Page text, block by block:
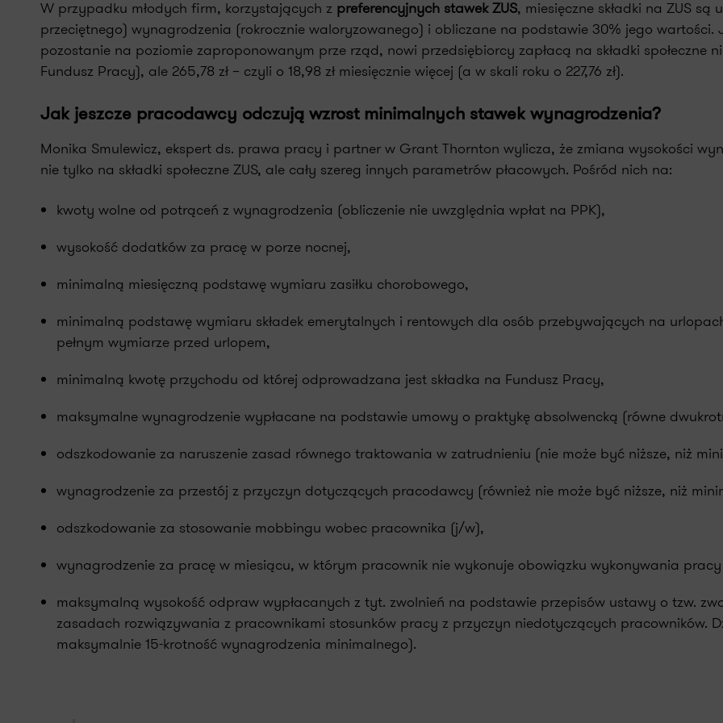
W przypadku młodych firm, korzystających z preferencyjnych stawek ZUS, miesięczne składki na ZUS
przeciętnego) wynagrodzenia (rokrocznie waloryzowanego) i obliczane na podstawie 30% jego wartości.
pozostanie na poziomie zaproponowanym prze rząd, nowi przedsiębiorcy zapłacą na składki społeczne
Fundusz Pracy), ale 265,78 zł – czyli o 18,98 zł miesięcznie więcej (a w skali roku o 227,76 zł).
Jak jeszcze pracodawcy odczują wzrost minimalnych stawek wynagrodzenia?
Monika Smulewicz, ekspert ds. prawa pracy i partner w Grant Thornton wylicza, że zmiana wysokości
nie tylko na składki społeczne ZUS, ale cały szereg innych parametrów płacowych. Pośród nich na:
kwoty wolne od potrąceń z wynagrodzenia (obliczenie nie uwzględnia wpłat na PPK),
wysokość dodatków za pracę w porze nocnej,
minimalną miesięczną podstawę wymiaru zasiłku chorobowego,
minimalną podstawę wymiaru składek emerytalnych i rentowych dla osób przebywających na
pełnym wymiarze przed urlopem,
minimalną kwotę przychodu od której odprowadzana jest składka na Fundusz Pracy,
maksymalne wynagrodzenie wypłacane na podstawie umowy o praktykę absolwencką (równe
odszkodowanie za naruszenie zasad równego traktowania w zatrudnieniu (nie może być niższe, niż
wynagrodzenie za przestój z przyczyn dotyczących pracodawcy (również nie może być niższe, niż
odszkodowanie za stosowanie mobbingu wobec pracownika (j/w),
wynagrodzenie za pracę w miesiącu, w którym pracownik nie wykonuje obowiązku wykonywania
maksymalną wysokość odpraw wypłacanych z tyt. zwolnień na podstawie przepisów ustawy o tzw.
zasadach rozwiązywania z pracownikami stosunków pracy z przyczyn niedotyczących pracowników.
maksymalnie 15-krotność wynagrodzenia minimalnego).